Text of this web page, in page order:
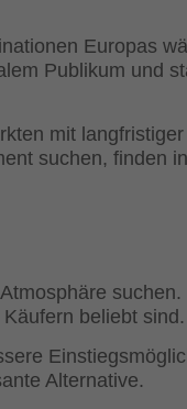
Europas
Publikum und
mit langfristiger
suchen, finden
beliebt sind.
Alternative.